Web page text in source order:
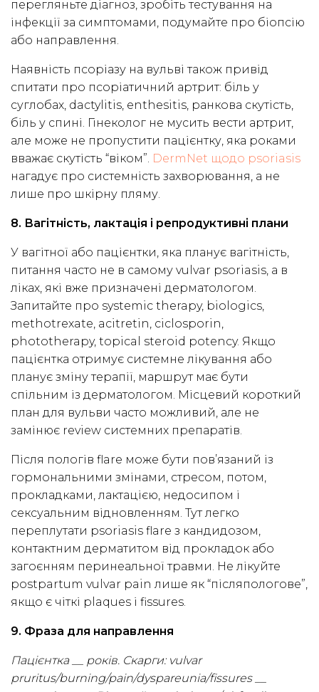
перегляньте діагноз, зробіть тестування на
інфекції за симптомами, подумайте про біопсію
або направлення.
Наявність псоріазу на вульві також привід
спитати про псоріатичний артрит: біль у
суглобах, dactylitis, enthesitis, ранкова скутість,
біль у спині. Гінеколог не мусить вести артрит,
але може не пропустити пацієнтку, яка роками
вважає скутість “віком”. DermNet щодо psoriasis
нагадує про системність захворювання, а не
лише про шкірну пляму.
8. Вагітність, лактація і репродуктивні плани
У вагітної або пацієнтки, яка планує вагітність,
питання часто не в самому vulvar psoriasis, а в
ліках, які вже призначені дерматологом.
Запитайте про systemic therapy, biologics,
methotrexate, acitretin, ciclosporin,
phototherapy, topical steroid potency. Якщо
пацієнтка отримує системне лікування або
планує зміну терапії, маршрут має бути
спільним із дерматологом. Місцевий короткий
план для вульви часто можливий, але не
замінює review системних препаратів.
Після пологів flare може бути пов’язаний із
гормональними змінами, стресом, потом,
прокладками, лактацією, недосипом і
сексуальним відновленням. Тут легко
переплутати psoriasis flare з кандидозом,
контактним дерматитом від прокладок або
загоєнням перинеальної травми. Не лікуйте
postpartum vulvar pain лише як “післяпологове”,
якщо є чіткі plaques і fissures.
9. Фраза для направлення
Пацієнтка __ років. Скарги: vulvar
pruritus/burning/pain/dyspareunia/fissures __